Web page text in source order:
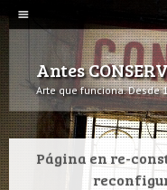
IR AL CONTENIDO
Antes
Arte que funciona. Desde
Página en re-